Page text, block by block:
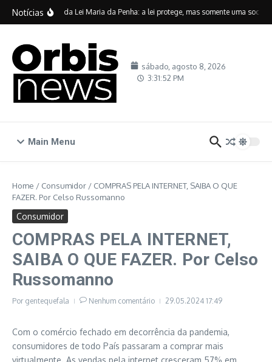
Ir para o conteúdo
Notícias
Vinte anos da Lei Maria da Penha: a lei protege, mas somente uma
sábado, agosto 8, 2026
3:31:53 PM
Main Menu
Home / Consumidor / COMPRAS PELA INTERNET, SAIBA O QUE
FAZER. Por Celso Russomanno
Consumidor
COMPRAS PELA INTERNET,
SAIBA O QUE FAZER. Por Celso
Russomanno
Por gentequefala Nenhum comentário 29.05.2024 17:49
Com o comércio fechado em decorrência da pandemia,
consumidores de todo País passaram a comprar mais
virtualmente. As vendas pela internet cresceram 57% em